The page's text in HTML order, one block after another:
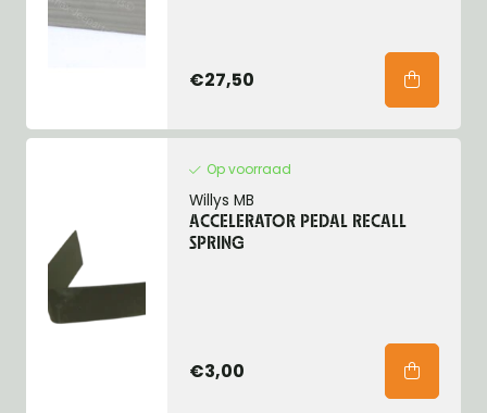
€27,50
Op voorraad
Willys MB
ACCELERATOR PEDAL RECALL
SPRING
€3,00